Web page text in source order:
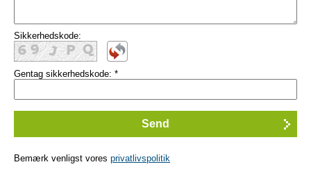
Sikkerhedskode:
Gentag sikkerhedskode: *
Bemærk venligst vores privatlivspolitik